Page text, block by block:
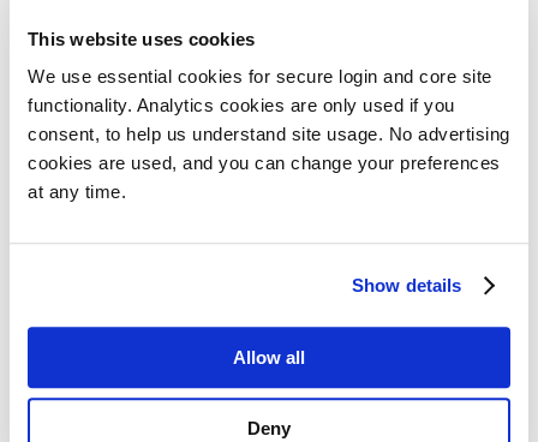
This website uses cookies
We use essential cookies for secure login and core site
functionality. Analytics cookies are only used if you
consent, to help us understand site usage. No advertising
cookies are used, and you can change your preferences
at any time.
Show details
Allow all
Deny
Registrace LUCID (obecné obaly)
Výkazy LUCID
120 USD / čtvrtletí
Registrace DIVID (německé DPH a digitální compliance)
Odpovědná osoba UK a EU